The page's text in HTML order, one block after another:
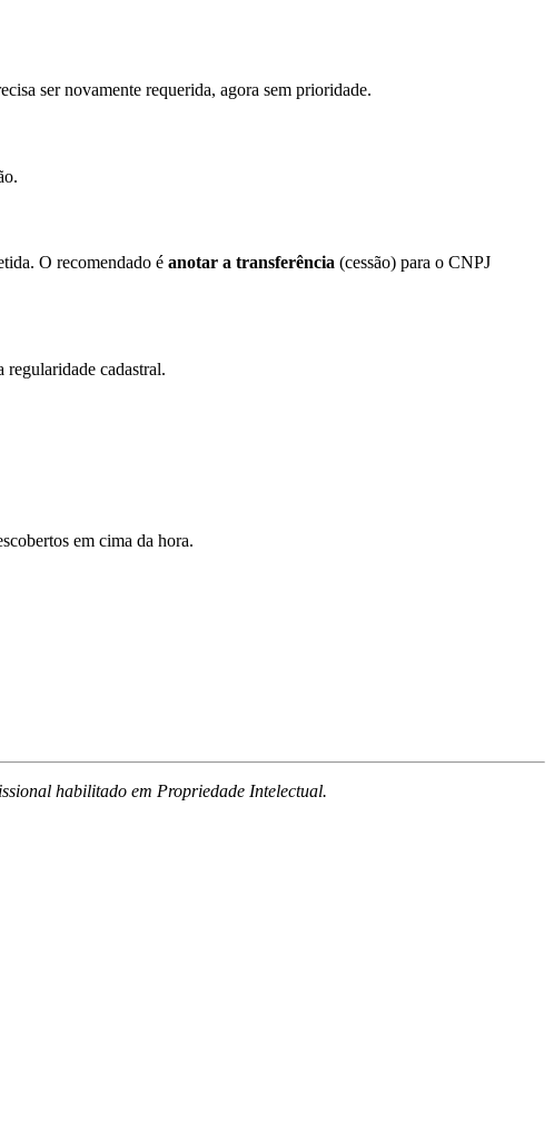
ser novamente requerida, agora sem prioridade.
O recomendado é anotar a transferência (cessão) para o CNPJ
cadastral.
em cima da hora.
habilitado em Propriedade Intelectual.